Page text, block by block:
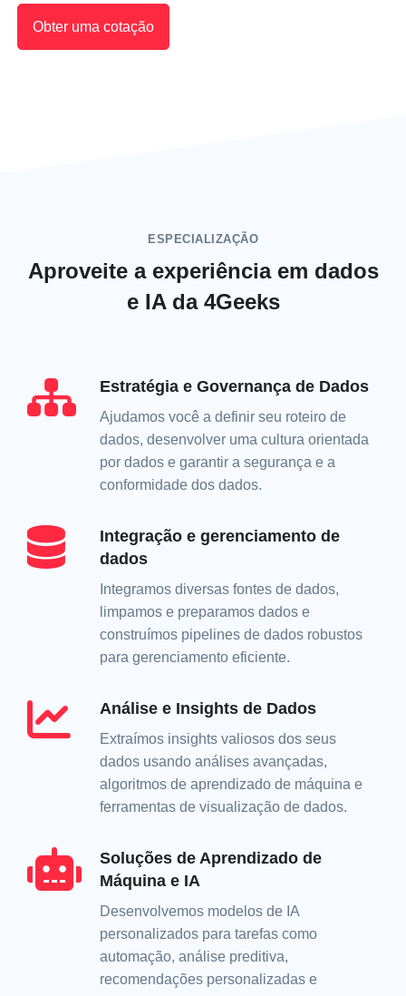
Obter uma cotação
ESPECIALIZAÇÃO
Aproveite a experiência em dados
e IA da 4Geeks
Estratégia e Governança de Dados
Ajudamos você a definir seu roteiro de
dados, desenvolver uma cultura orientada
por dados e garantir a segurança e a
conformidade dos dados.
Integração e gerenciamento de
dados
Integramos diversas fontes de dados,
limpamos e preparamos dados e
construímos pipelines de dados robustos
para gerenciamento eficiente.
Análise e Insights de Dados
Extraímos insights valiosos dos seus
dados usando análises avançadas,
algoritmos de aprendizado de máquina e
ferramentas de visualização de dados.
Soluções de Aprendizado de
Máquina e IA
Desenvolvemos modelos de IA
personalizados para tarefas como
automação, análise preditiva,
recomendações personalizadas e